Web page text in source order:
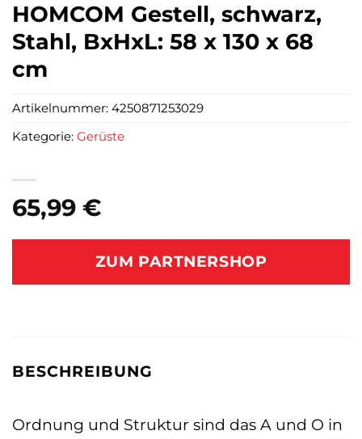
HOMCOM Gestell, schwarz,
Stahl, BxHxL: 58 x 130 x 68
cm
65,99 €
ZUM PARTNERSHOP
Artikelnummer: 4250871253029
Kategorie: Gerüste
BESCHREIBUNG
Ordnung und Struktur sind das A und O in